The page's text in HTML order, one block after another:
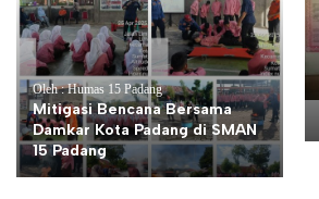
Oleh : Humas 15 Padang
Mitigasi Bencana Bersama
Damkar Kota Padang di SMAN
15 Padang